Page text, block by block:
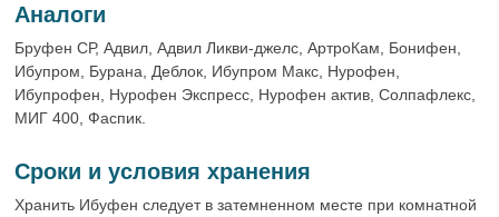
Аналоги
Бруфен СР, Адвил, Адвил Ликви-джелс, АртроКам, Бонифен,
Ибупром, Бурана, Деблок, Ибупром Макс, Нурофен,
Ибупрофен, Нурофен Экспресс, Нурофен актив, Солпафлекс,
МИГ 400, Фаспик.
Сроки и условия хранения
Хранить Ибуфен следует в затемненном месте при комнатной